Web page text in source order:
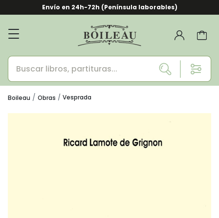
Envío en 24h-72h (Península laborables)
Boileau Obras Vesprada